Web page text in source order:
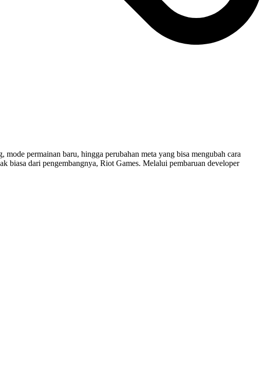
permainan baru, hingga perubahan meta yang bisa mengubah cara
biasa dari pengembangnya, Riot Games. Melalui pembaruan developer